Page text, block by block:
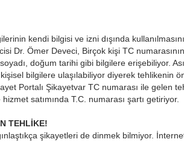
kendi bilgisi ve izni dışında
Dr. Ömer Deveci, Birçok kişi TC
doğum tarihi gibi bilgilere erişebiliyor.
bilgilere ulaşılabiliyor diyerek tehlikenin
Portalı Şikayetvar TC numarası ile gelen
satımında T.C. numarası şartı getiriyor.
TEHLİKE!
şikayetleri de dinmek bilmiyor.